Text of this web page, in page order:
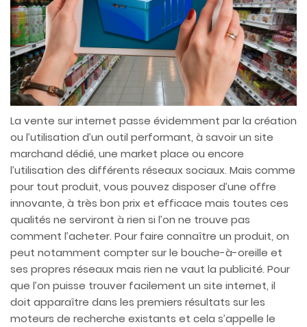
La vente sur internet passe évidemment par la création
ou l’utilisation d’un outil performant, à savoir un site
marchand dédié, une market place ou encore
l’utilisation des différents réseaux sociaux. Mais comme
pour tout produit, vous pouvez disposer d’une offre
innovante, à très bon prix et efficace mais toutes ces
qualités ne serviront à rien si l’on ne trouve pas
comment l’acheter. Pour faire connaître un produit, on
peut notamment compter sur le bouche-à-oreille et
ses propres réseaux mais rien ne vaut la publicité. Pour
que l’on puisse trouver facilement un site internet, il
doit apparaître dans les premiers résultats sur les
moteurs de recherche existants et cela s’appelle le